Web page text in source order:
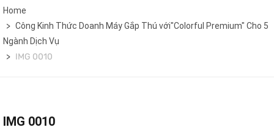
Home
Công Kinh Thức Doanh Máy Gắp Thú với"Colorful Premium" Cho 5
Ngành Dịch Vụ
IMG 0010
IMG 0010